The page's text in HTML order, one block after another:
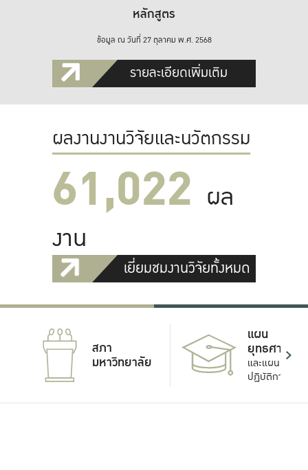
หลักสูตร
ข้อมูล ณ วันที่ 27 ตุลาคม พ.ศ. 2568
รายละเอียดเพิ่มเติม
ผลงานงานวิจัยและนวัตกรรม
61,022 ผล
งาน
เยี่ยมชมงานวิจัยทั้งหมด
สภา
มหาวิทยาลัย
แผน
ยุทธศาสตร์
และแผน
ปฏิบัติการ